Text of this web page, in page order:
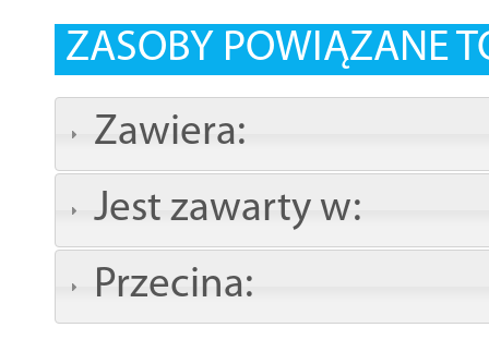
ZASOBY POWIĄZANE
Zawiera:
Jest zawarty w:
Przecina: